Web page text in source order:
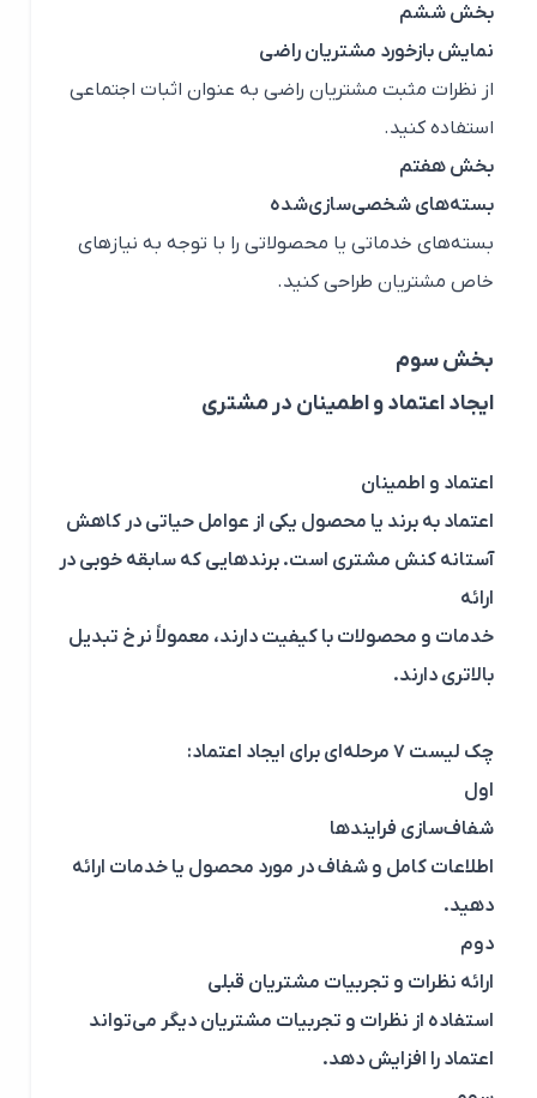
بخش ششم
نمایش بازخورد مشتریان راضی
از نظرات مثبت مشتریان راضی به عنوان اثبات اجتماعی
استفاده کنید.
بخش هفتم
بسته‌های شخصی‌سازی‌شده
بسته‌های خدماتی یا محصولاتی را با توجه به نیازهای
خاص مشتریان طراحی کنید.
بخش سوم
ایجاد اعتماد و اطمینان در مشتری
اعتماد و اطمینان
اعتماد به برند یا محصول یکی از عوامل حیاتی در کاهش
آستانه کنش مشتری است. برندهایی که سابقه خوبی در
خدمات و محصولات با کیفیت دارند، معمولاً نرخ تبدیل
بالاتری دارند.
چک لیست ۷ مرحله‌ای برای ایجاد اعتماد:
شفاف‌سازی فرایندها
اطلاعات کامل و شفاف در مورد محصول یا خدمات ارائه
دهید.
ارائه نظرات و تجربیات مشتریان قبلی
استفاده از نظرات و تجربیات مشتریان دیگر می‌تواند
اعتماد را افزایش دهد.